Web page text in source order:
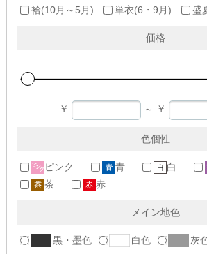
袷(10月～5月) 単衣(6・9月) 盛
価格
￥ ～ ￥
色個性
ピンク 青 白
茶
赤
メイン地色
黒・墨色 白色
灰